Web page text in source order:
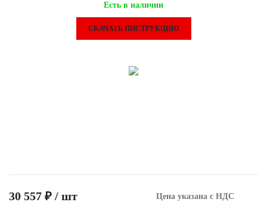
Есть в наличии
СКАЧАТЬ ИНСТРУКЦИЮ
30 557 ₽ / шт Цена указана с НДС